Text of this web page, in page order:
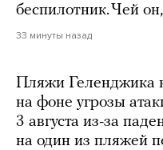
беспилотник. Чей
33 минуты назад
Пляжи Геленджика
на фоне угрозы
3 августа из-за
на один из пляжей